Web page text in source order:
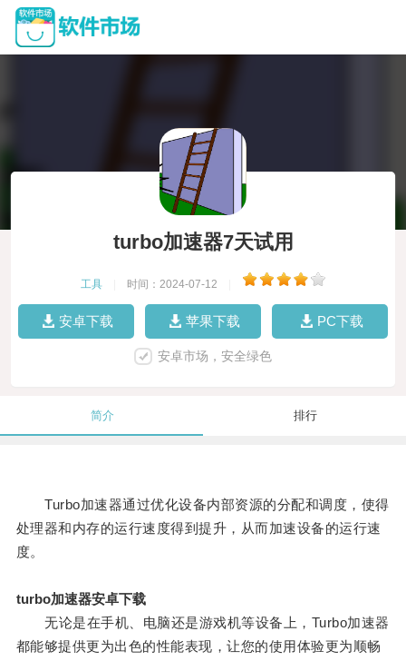
turbo加速器7天试用
工具 时间：2024-07-12
安卓下载 苹果下载 PC下载
安卓市场，安全绿色
简介 排行
Turbo加速器通过优化设备内部资源的分配和调度，使得
处理器和内存的运行速度得到提升，从而加速设备的运行速
度。
turbo加速器安卓下载
无论是在手机、电脑还是游戏机等设备上，Turbo加速器
都能够提供更为出色的性能表现，让您的使用体验更为顺畅